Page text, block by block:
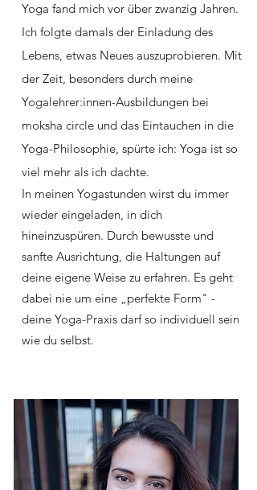
Yoga fand mich vor über zwanzig Jahren.
Ich folgte damals der Einladung des
Lebens, etwas Neues auszuprobieren. Mit
der Zeit, besonders durch meine
Yogalehrer:innen-Ausbildungen bei
moksha circle und das Eintauchen in die
Yoga-Philosophie, spürte ich: Yoga ist so
viel mehr als ich dachte.
In meinen Yogastunden wirst du immer
wieder eingeladen, in dich
hineinzuspüren. Durch bewusste und
sanfte Ausrichtung, die Haltungen auf
deine eigene Weise zu erfahren. Es geht
dabei nie um eine „perfekte Form" -
deine Yoga-Praxis darf so individuell sein
wie du selbst.